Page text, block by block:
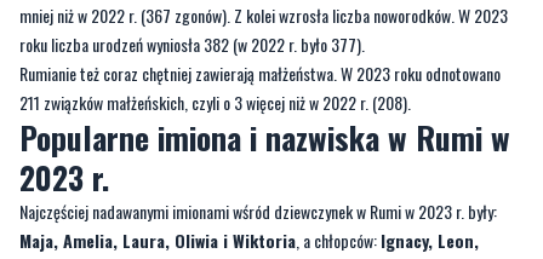
mniej niż w 2022 r. (367 zgonów). Z kolei wzrosła liczba noworodków. W 2023
roku liczba urodzeń wyniosła 382 (w 2022 r. było 377).
Rumianie też coraz chętniej zawierają małżeństwa. W 2023 roku odnotowano
211 związków małżeńskich, czyli o 3 więcej niż w 2022 r. (208).
Popularne imiona i nazwiska w Rumi w
2023 r.
Najczęściej nadawanymi imionami wśród dziewczynek w Rumi w 2023 r. były:
Maja, Amelia, Laura, Oliwia i Wiktoria , a chłopców:Ignacy, Leon,